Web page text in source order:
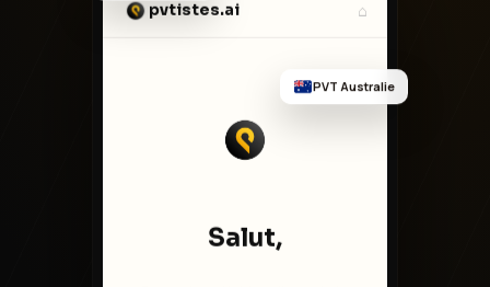
PVT Australie
pvtistes.ai ⌂
Salut,